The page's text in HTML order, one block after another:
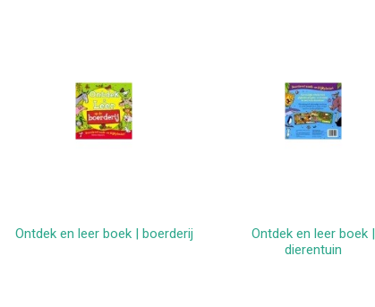
In winkelwagen
Ontdek en leer boek | boerderij In winkelwagen
Ontdek en leer boek |
dierentuin